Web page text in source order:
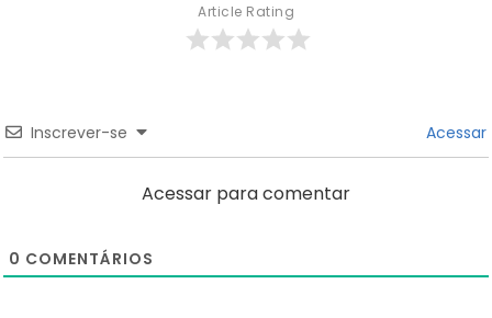
Article Rating
Inscrever-se Acessar
Acessar para comentar
0 COMENTÁRIOS